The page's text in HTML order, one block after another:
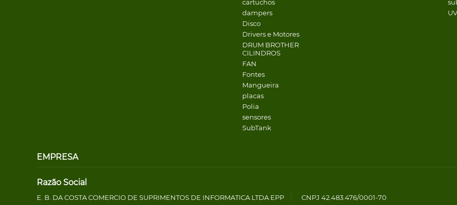
cartuchos
dampers
Disco
Drivers e Motores
DRUM BROTHER
CILINDROS
FAN
Fontes
Mangueira
placas
Polia
sensores
SubTank
UV
EMPRESA
Razão Social
E. B. DA COSTA COMERCIO DE SUPRIMENTOS DE INFORMATICA LTDA EPP CNPJ 42.483.476/0001-70